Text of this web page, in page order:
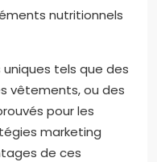
nutritionnels
tels que des
vêtements, ou des
pour les
marketing
de ces